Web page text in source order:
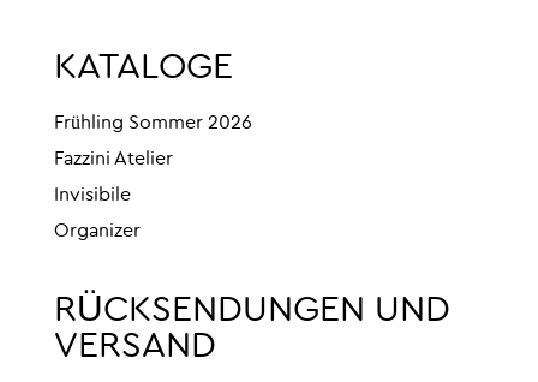
KATALOGE
Frühling Sommer 2026
Fazzini Atelier
Invisibile
Organizer
RÜCKSENDUNGEN UND
VERSAND